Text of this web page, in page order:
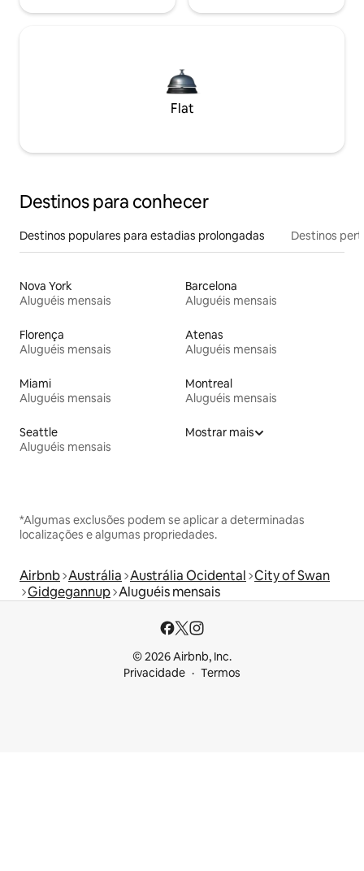
Flat
Destinos para conhecer
Destinos populares para estadias prolongadas Destinos
Nova York
Aluguéis mensais
Barcelona
Aluguéis mensais
Florença
Aluguéis mensais
Atenas
Aluguéis mensais
Miami
Aluguéis mensais
Montreal
Aluguéis mensais
Seattle
Aluguéis mensais
Mostrar mais
*Algumas exclusões podem se aplicar a determinadas
localizações e algumas propriedades.
Airbnb Austrália Austrália Ocidental City of Swan
Gidgegannup Aluguéis mensais
© 2026 Airbnb, Inc.
Privacidade
Termos